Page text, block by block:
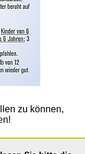
zu können,